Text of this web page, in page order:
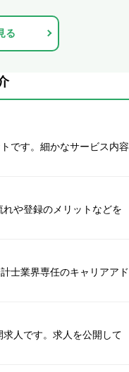
る
です。細かなサービス内容
や登録のメリットなどを
士業界専任のキャリアアド
人です。求人を公開して